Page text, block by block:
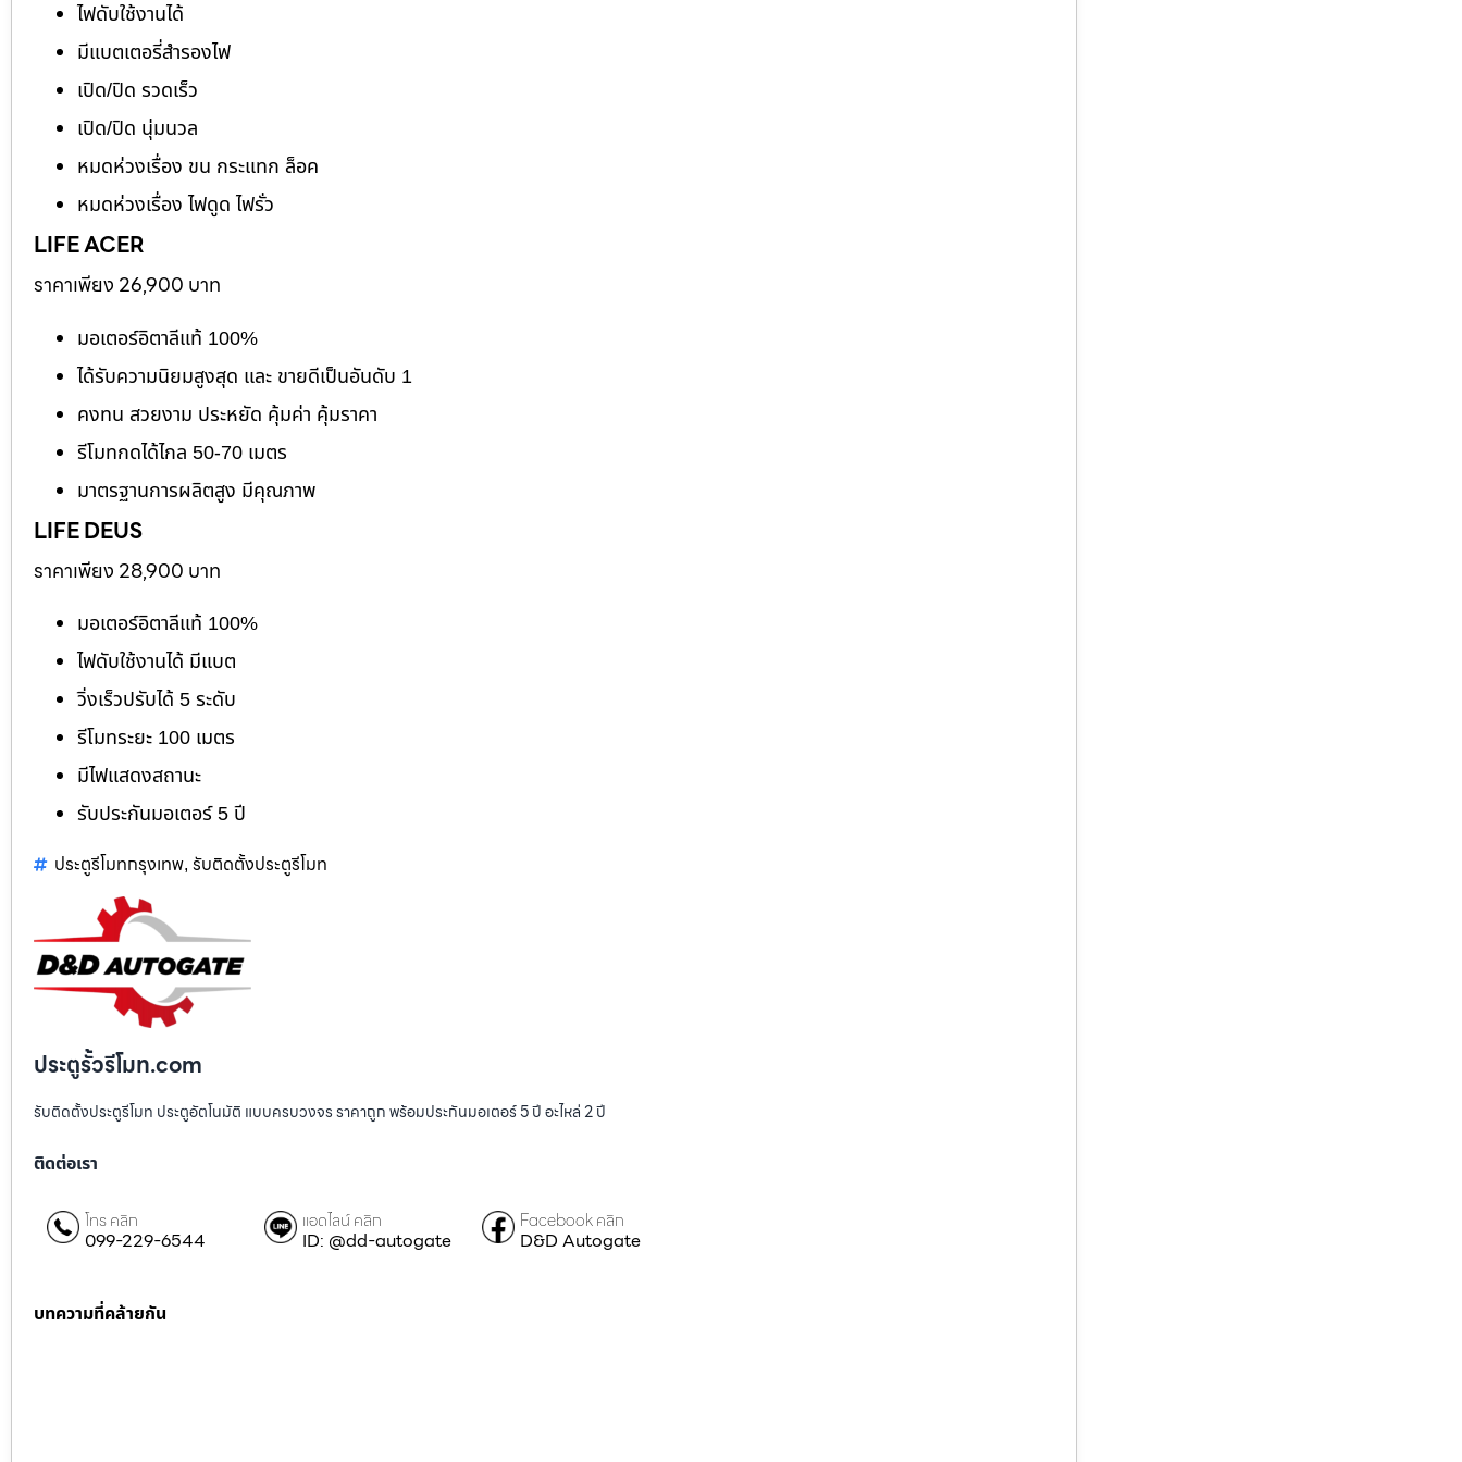
ไฟดับใช้งานได้
มีแบตเตอรี่สำรองไฟ
เปิด/ปิด รวดเร็ว
เปิด/ปิด นุ่มนวล
หมดห่วงเรื่อง ขน กระแทก ล็อค
หมดห่วงเรื่อง ไฟดูด ไฟรั่ว
LIFE ACER
ราคาเพียง 26,900 บาท
มอเตอร์อิตาลีแท้ 100%
ได้รับความนิยมสูงสุด และ ขายดีเป็นอันดับ 1
คงทน สวยงาม ประหยัด คุ้มค่า คุ้มราคา
รีโมทกดได้ไกล 50-70 เมตร
มาตรฐานการผลิตสูง มีคุณภาพ
LIFE DEUS
ราคาเพียง 28,900 บาท
มอเตอร์อิตาลีแท้ 100%
ไฟดับใช้งานได้ มีแบต
วิ่งเร็วปรับได้ 5 ระดับ
รีโมทระยะ 100 เมตร
มีไฟแสดงสถานะ
รับประกันมอเตอร์ 5 ปี
ประตูรีโมทกรุงเทพ, รับติดตั้งประตูรีโมท
ประตูรั้วรีโมท.com
รับติดตั้งประตูรีโมท ประตูอัตโนมัติ แบบครบวงจร ราคาถูก พร้อมประกันมอเตอร์ 5 ปี อะไหล่ 2 ปี
ติดต่อเรา
โทร คลิก
099-229-6544
แอดไลน์ คลิก
ID: @dd-autogate
Facebook คลิก
D&D Autogate
บทความที่คล้ายกัน